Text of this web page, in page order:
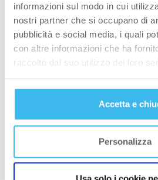
informazioni sul modo in cui
nostri partner che si occupano di
pubblicità e social media, i quali
con altre informazioni che ha
raccolto dal suo utilizzo dei loro
Accetta e
Personalizza
E molti altri atleti ancora che
attendervi allo stand oppure
dell’anno!
Abel Souza (ESP), Ania Malys
Cantón (ESP), Soraya Álvarez
González (ESP), Miguel Ángel